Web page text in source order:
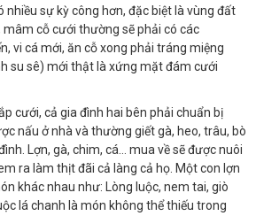
nhiều sự kỳ công hơn, đặc biệt là vùng đất
mâm cỗ cưới thường sẽ phải có các
vi cá mới, ăn cỗ xong phải tráng miệng
su sê) mới thật là xứng mặt đám cưới
cưới, cả gia đình hai bên phải chuẩn bị
nấu ở nhà và thường giết gà, heo, trâu, bò
Lợn, gà, chim, cá… mua về sẽ được nuôi
ra làm thịt đãi cả làng cả họ. Một con lợn
khác nhau như: Lòng luộc, nem tai, giò
lá chanh là món không thể thiếu trong